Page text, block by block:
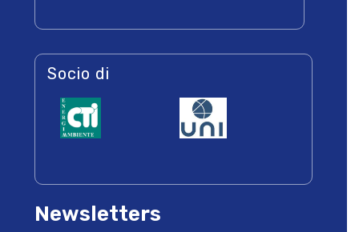
Socio di
Newsletters